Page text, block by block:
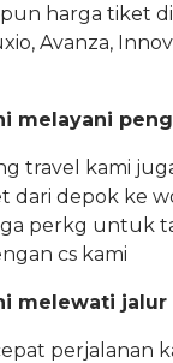
harga tiket
Avanza,
melayani
travel kami
dari depok ke
perkg untuk
cs kami
melewati jalur
perjalanan